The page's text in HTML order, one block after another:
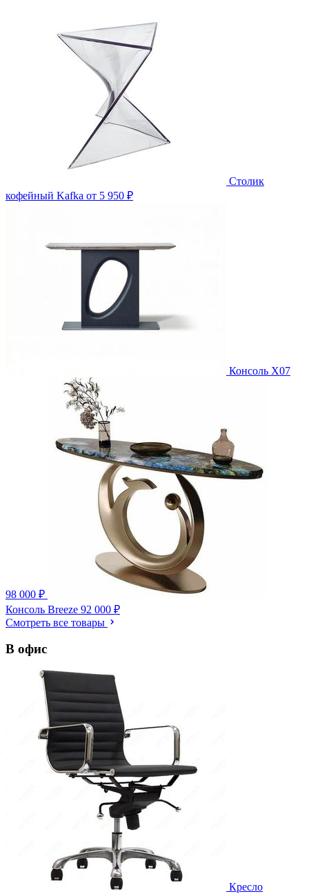
Столик
кофейный Kafka от 5 950 ₽
Консоль X07
98 000 ₽
Консоль Breeze 92 000 ₽
Смотреть все товары
В офис
Кресло